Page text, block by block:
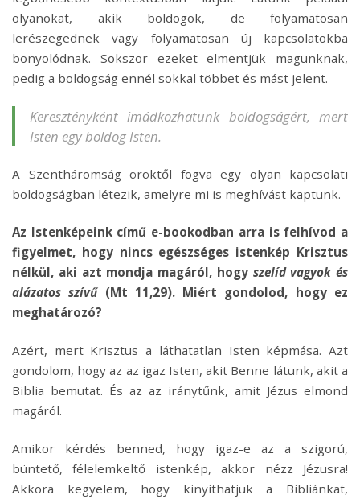
olyanokat, akik boldogok, de folyamatosan
lerészegednek vagy folyamatosan új kapcsolatokba
bonyolódnak. Sokszor ezeket elmentjük magunknak,
pedig a boldogság ennél sokkal többet és mást jelent.
Keresztényként imádkozhatunk boldogságért, mert
Isten egy boldog Isten.
A Szentháromság öröktől fogva egy olyan kapcsolati
boldogságban létezik, amelyre mi is meghívást kaptunk.
Az Istenképeink című e-bookodban arra is felhívod a
figyelmet, hogy nincs egészséges istenkép Krisztus
nélkül, aki azt mondja magáról, hogy szelíd vagyok és
alázatos szívű(Mt 11,29). Miért gondolod, hogy ez
meghatározó?
Azért, mert Krisztus a láthatatlan Isten képmása. Azt
gondolom, hogy az az igaz Isten, akit Benne látunk, akit a
Biblia bemutat. És az az iránytűnk, amit Jézus elmond
magáról.
Amikor kérdés benned, hogy igaz-e az a szigorú,
büntető, félelemkeltő istenkép, akkor nézz Jézusra!
Akkora kegyelem, hogy kinyithatjuk a Bibliánkat,